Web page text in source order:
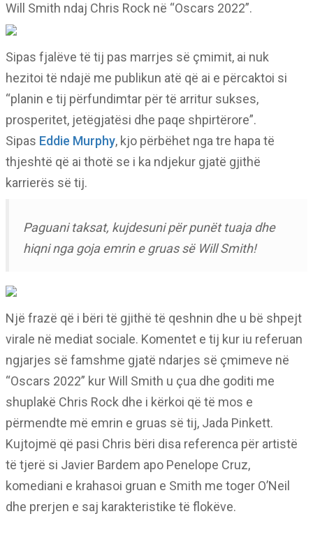
Will Smith ndaj Chris Rock në “Oscars 2022”.
Sipas fjalëve të tij pas marrjes së çmimit, ai nuk
hezitoi të ndajë me publikun atë që ai e përcaktoi si
“planin e tij përfundimtar për të arritur sukses,
prosperitet, jetëgjatësi dhe paqe shpirtërore”.
Sipas Eddie Murphy, kjo përbëhet nga tre hapa të
thjeshtë që ai thotë se i ka ndjekur gjatë gjithë
karrierës së tij.
Paguani taksat, kujdesuni për punët tuaja dhe
hiqni nga goja emrin e gruas së Will Smith!
Një frazë që i bëri të gjithë të qeshnin dhe u bë shpejt
virale në mediat sociale. Komentet e tij kur iu referuan
ngjarjes së famshme gjatë ndarjes së çmimeve në
“Oscars 2022” kur Will Smith u çua dhe goditi me
shuplakë Chris Rock dhe i kërkoi që të mos e
përmendte më emrin e gruas së tij, Jada Pinkett.
Kujtojmë që pasi Chris bëri disa referenca për artistë
të tjerë si Javier Bardem apo Penelope Cruz,
komediani e krahasoi gruan e Smith me toger O’Neil
dhe prerjen e saj karakteristike të flokëve.